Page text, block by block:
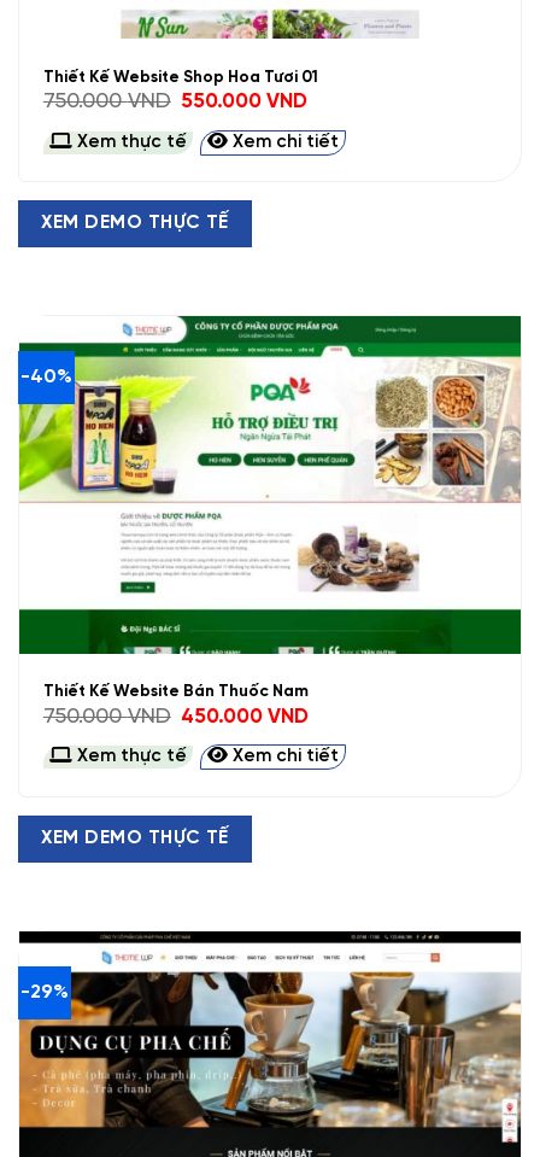
Thiết Kế Website Shop Hoa Tươi 01
750.000VND
Giá
là:
750.000 VND.
550.000VNDGiá
tại
là:
550.000 VND.
Xem thực tế Xem chi tiết
XEM DEMO THỰC TẾ
-40%
Thiết Kế Website Bán Thuốc Nam
750.000VND
Giá
gốc
là:
750.000 VND.
450.000VNDGiá
tại
là:
450.000 VND.
Xem thực tế Xem chi tiết
XEM DEMO THỰC TẾ
-29%